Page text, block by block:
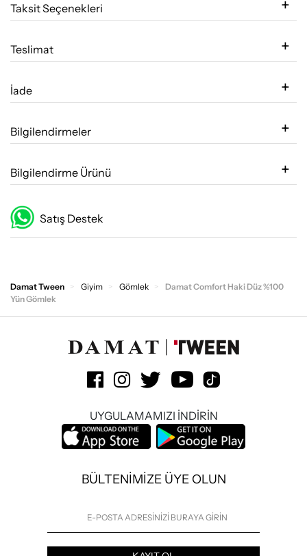
Taksit Seçenekleri
Teslimat
İade
Bilgilendirmeler
Bilgilendirme Ürünü
Satış Destek
Damat Tween Giyim Gömlek
Damat Comfort Haki Düz %100
Yün Gömlek
UYGULAMAMIZI İNDİRİN
BÜLTENİMİZE ÜYE OLUN